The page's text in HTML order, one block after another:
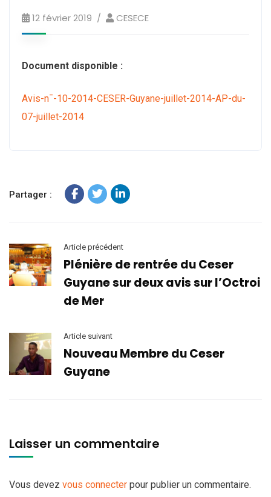
12 février 2019 CESECE
Document disponible :
Avis-n¯-10-2014-CESER-Guyane-juillet-2014-AP-du-
07-juillet-2014
Partager :
Article précédent
Plénière de rentrée du Ceser
Guyane sur deux avis sur l’Octroi
de Mer
Article suivant
Nouveau Membre du Ceser
Guyane
Laisser un commentaire
Vous devez vous connecter pour publier un commentaire.